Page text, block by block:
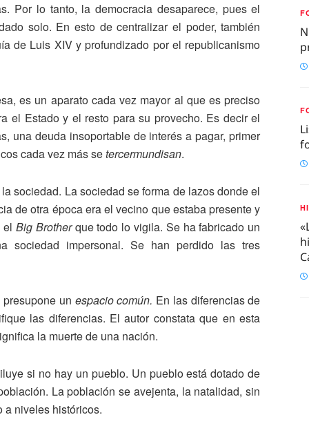
Por lo tanto, la democracia desaparece, pues el
solo. En esto de centralizar el poder, también
de Luis XIV y profundizado por el republicanismo
es un aparato cada vez mayor al que es preciso
el Estado y el resto para su provecho. Es decir el
una deuda insoportable de interés a pagar, primer
cada vez más setercermundisan.
sociedad. La sociedad se forma de lazos donde el
de otra época era el vecino que estaba presente y
Big Brotherque todo lo vigila. Se ha fabricado un
sociedad impersonal. Se han perdido las tres
un espacio común. En las diferencias de
las diferencias. El autor constata que en esta
la muerte de una nación.
si no hay un pueblo. Un pueblo está dotado de
La población se avejenta, la natalidad, sin
a niveles históricos.